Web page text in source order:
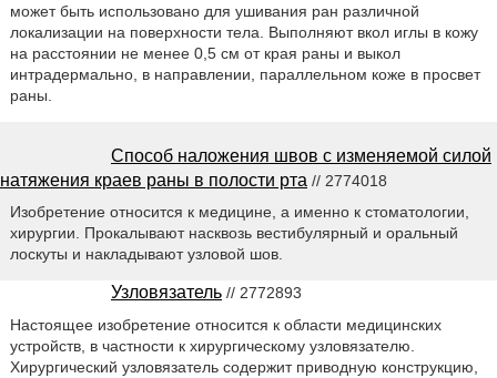
может быть использовано для ушивания ран различной
локализации на поверхности тела. Выполняют вкол иглы в кожу
на расстоянии не менее 0,5 см от края раны и выкол
интрадермально, в направлении, параллельном коже в просвет
раны.
Способ наложения швов с изменяемой силой
натяжения краев раны в полости рта // 2774018
Изобретение относится к медицине, а именно к стоматологии,
хирургии. Прокалывают насквозь вестибулярный и оральный
лоскуты и накладывают узловой шов.
Узловязатель // 2772893
Настоящее изобретение относится к области медицинских
устройств, в частности к хирургическому узловязателю.
Хирургический узловязатель содержит приводную конструкцию,